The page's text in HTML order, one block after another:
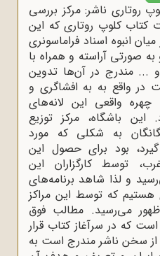
روتاری ناشر: مرکز بررسی
کتاب کلوپ روتاری که این
انبوه اسناد فراماسونری
صورتی آراسته و همراه با
و ... مندرج در آن‌ها تدوین
در واقع به به افشاگری و
واقعی این لانه‌های
این باشگاه، مرکز توزیع
به شکلی که مورد
بود برای حصول این
توسط کارگزاران این
و لذا شاهد برنامه‌های
که توسط این مراکز
می‌رسید. مطالب فوق
که در سرآ‌غاز کتاب قرار
از سخن ناشر مندرج است به